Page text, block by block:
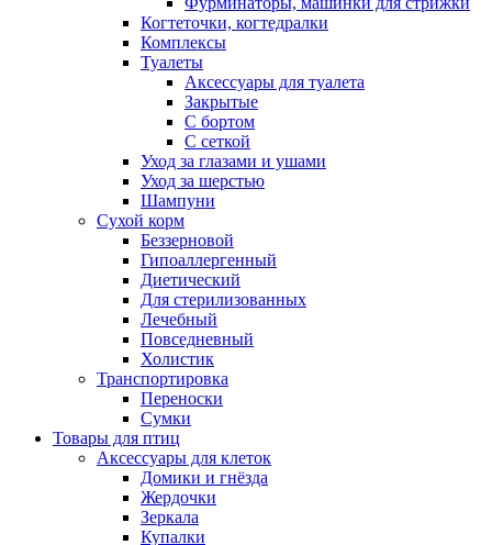
Когтеточки, когтедралки
Комплексы
Туалеты
Аксессуары для туалета
Закрытые
С бортом
С сеткой
Уход за глазами и ушами
Уход за шерстью
Шампуни
Сухой корм
Беззерновой
Гипоаллергенный
Диетический
Для стерилизованных
Лечебный
Повседневный
Холистик
Транспортировка
Переноски
Сумки
Товары для птиц
Аксессуары для клеток
Домики и гнёзда
Жердочки
Зеркала
Купалки